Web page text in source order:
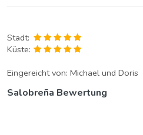
Stadt:
Küste:
Eingereicht von: Michael und Doris
Salobreña Bewertung